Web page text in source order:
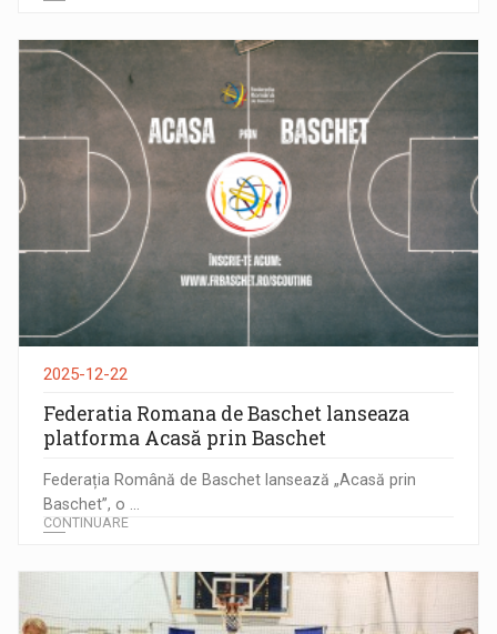
2025-12-22
Federatia Romana de Baschet lanseaza
platforma Acasă prin Baschet
Federația Română de Baschet lansează „Acasă prin
Baschet”, o ...
CONTINUARE